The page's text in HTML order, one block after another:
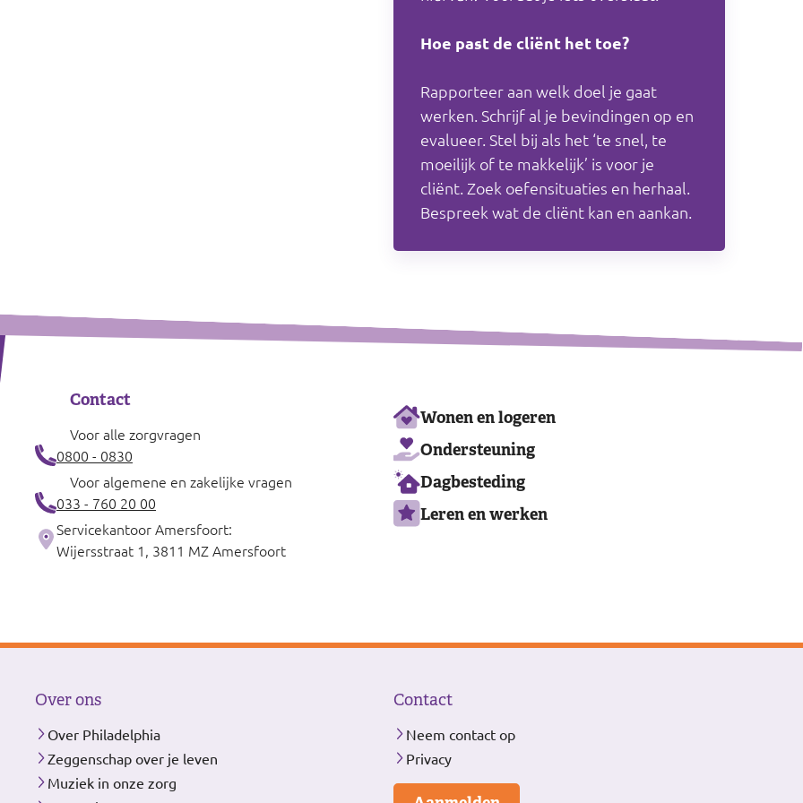
Hoe past de cliënt het toe?
Rapporteer aan welk doel je gaat
werken. Schrijf al je bevindingen op en
evalueer. Stel bij als het ‘te snel, te
moeilijk of te makkelijk’ is voor je
cliënt. Zoek oefensituaties en herhaal.
Bespreek wat de cliënt kan en aankan.
Contact
Voor alle zorgvragen
0800 - 0830
Voor algemene en zakelijke vragen
033 - 760 20 00
Servicekantoor Amersfoort:
Wijersstraat 1, 3811 MZ Amersfoort
Ons
aanbod
Wonen en logeren
Ondersteuning
Dagbesteding
Leren en werken
Over ons
Over Philadelphia
Zeggenschap over je leven
Muziek in onze zorg
Contact
Neem contact op
Privacy